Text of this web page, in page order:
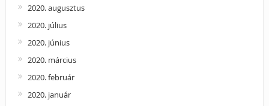
2020. augusztus
2020. július
2020. június
2020. március
2020. február
2020. január